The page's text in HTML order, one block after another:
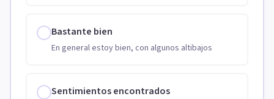
Bastante bien
En general estoy bien, con algunos altibajos
Sentimientos encontrados